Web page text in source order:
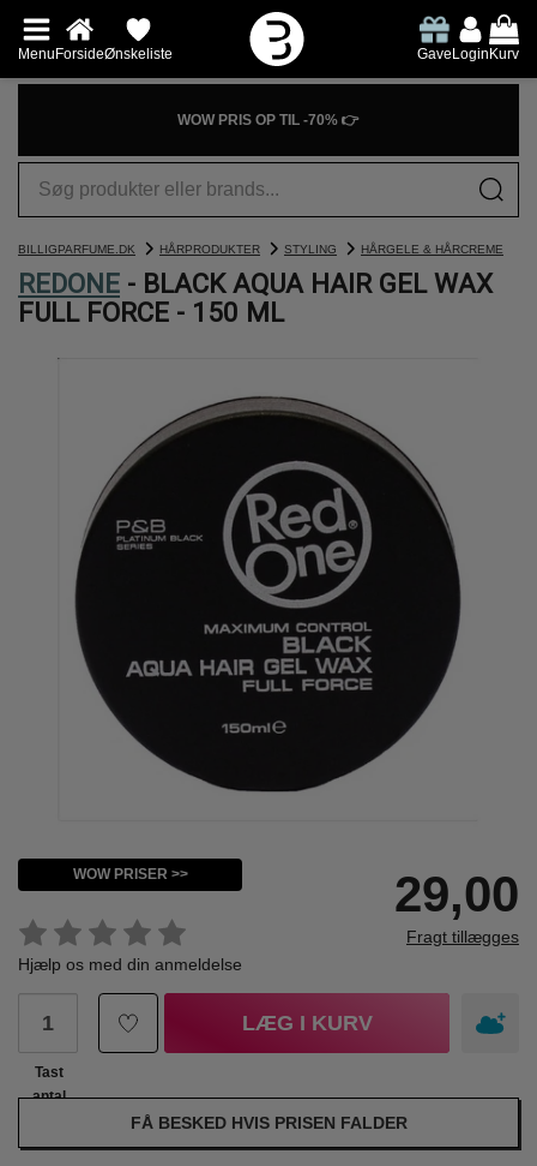
MenuForsideØnskeliste GaveLoginKurv
WOW PRIS OP TIL -70% 👉
BILLIGPARFUME.DK HÅRPRODUKTER STYLING HÅRGELE & HÅRCREME
REDONE - BLACK AQUA HAIR GEL WAX
FULL FORCE - 150 ML
WOW PRISER >>
Hjælp os med din anmeldelse
29,00
Fragt tillægges
Tast
antal
LÆG I KURV
FÅ BESKED HVIS PRISEN FALDER